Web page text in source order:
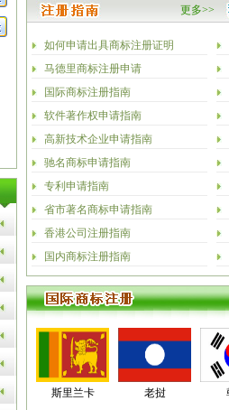
更多>>
如何申请出具商标注册证明
马德里商标注册申请
国际商标注册指南
软件著作权申请指南
高新技术企业申请指南
驰名商标申请指南
专利申请指南
省市著名商标申请指南
香港公司注册指南
国内商标注册指南
斯里兰卡 老挝